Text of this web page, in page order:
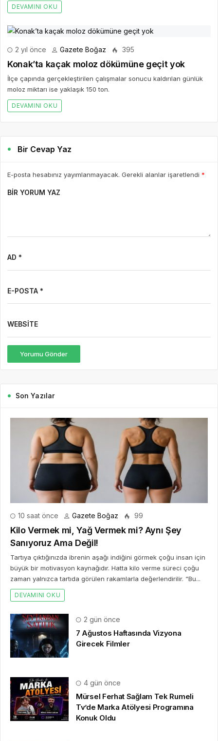
DEVAMINI OKU
2 yıl önce Gazete Boğaz 395
Konak’ta kaçak moloz dökümüne geçit yok
İlçe çapında gerçekleştirilen çalışmalar sonucu kaldırılan günlük
moloz miktarı ise yaklaşık 150 ton.
DEVAMINI OKU
Bir Cevap Yaz
E-posta hesabınız yayımlanmayacak. Gerekli alanlar işaretlendi *
BIR YORUM YAZ
AD *
E-POSTA *
WEBSITE
Yorumu Gönder
Son Yazılar
10 saat önce Gazete Boğaz 99
Kilo Vermek mi, Yağ Vermek mi? Aynı Şey
Sanıyoruz Ama Değil!
Tartıya çıktığınızda ibrenin aşağı indiğini görmek çoğu insan için
büyük bir motivasyon kaynağıdır. Hatta kilo verme süreci çoğu
zaman yalnızca tartıda görülen rakamlarla değerlendirilir. “Bu...
DEVAMINI OKU
2 gün önce
7 Ağustos Haftasında Vizyona
Girecek Filmler
4 gün önce
Mürsel Ferhat Sağlam Tek Rumeli
Tv’de Marka Atölyesi Programına
Konuk Oldu